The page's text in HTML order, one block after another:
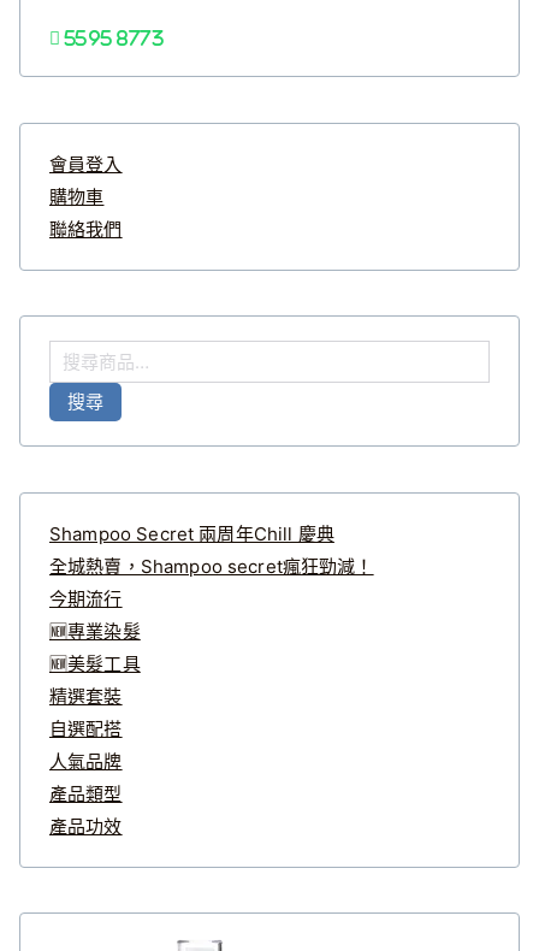
5595 8773
會員登入
購物車
聯絡我們
搜
尋
搜尋
Shampoo Secret 兩周年Chill 慶典
全城熱賣，Shampoo secret瘋狂勁減！
今期流行
🆕專業染髮
🆕美髮工具
精選套裝
自選配搭
人氣品牌
產品類型
產品功效